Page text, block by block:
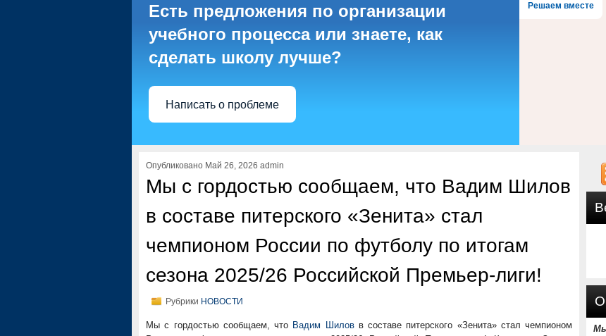
Решаем вместе
Есть предложения по организации
учебного процесса или знаете, как
сделать школу лучше?
Написать о проблеме
Опубликовано Май 26, 2026 admin
Мы с гордостью сообщаем, что Вадим Шилов
в составе питерского «Зенита» стал
чемпионом России по футболу по итогам
сезона 2025/26 Российской Премьер-лиги!
Рубрики НОВОСТИ
Мы с гордостью сообщаем, что Вадим Шиловв составе питерского «Зенита» стал чемпионом